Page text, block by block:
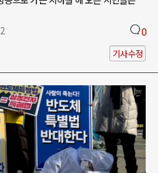
0
기사수정